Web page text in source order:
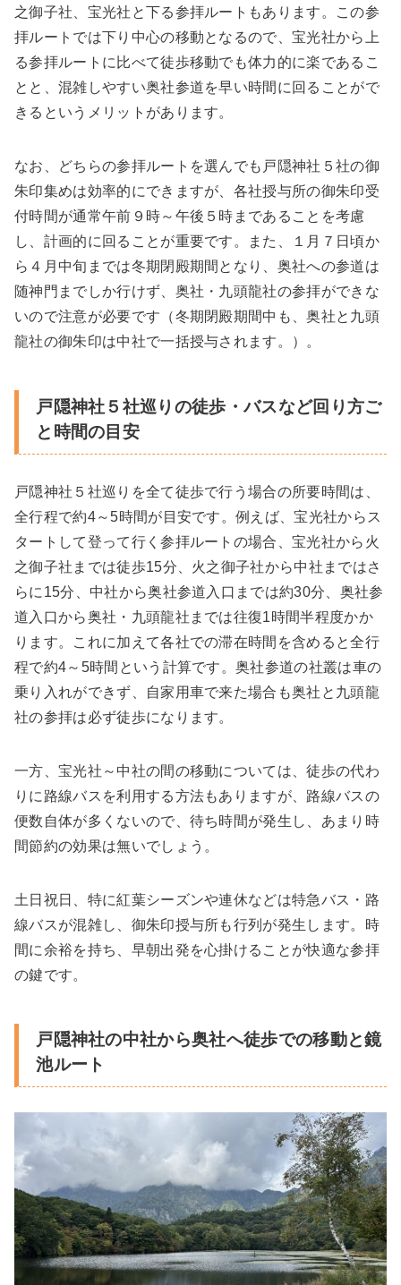
之御子社、宝光社と下る参拝ルートもあります。この参
拝ルートでは下り中心の移動となるので、宝光社から上
る参拝ルートに比べて徒歩移動でも体力的に楽であるこ
とと、混雑しやすい奥社参道を早い時間に回ることがで
きるというメリットがあります。
なお、どちらの参拝ルートを選んでも戸隠神社５社の御
朱印集めは効率的にできますが、各社授与所の御朱印受
付時間が通常午前９時～午後５時まであることを考慮
し、計画的に回ることが重要です。また、１月７日頃か
ら４月中旬までは冬期閉殿期間となり、奥社への参道は
随神門までしか行けず、奥社・九頭龍社の参拝ができな
いので注意が必要です（冬期閉殿期間中も、奥社と九頭
龍社の御朱印は中社で一括授与されます。）。
戸隠神社５社巡りの徒歩・バスなど回り方ご
と時間の目安
戸隠神社５社巡りを全て徒歩で行う場合の所要時間は、
全行程で約4～5時間が目安です。例えば、宝光社からス
タートして登って行く参拝ルートの場合、宝光社から火
之御子社までは徒歩15分、火之御子社から中社まではさ
らに15分、中社から奥社参道入口までは約30分、奥社参
道入口から奥社・九頭龍社までは往復1時間半程度かか
ります。これに加えて各社での滞在時間を含めると全行
程で約4～5時間という計算です。奥社参道の社叢は車の
乗り入れができず、自家用車で来た場合も奥社と九頭龍
社の参拝は必ず徒歩になります。
一方、宝光社～中社の間の移動については、徒歩の代わ
りに路線バスを利用する方法もありますが、路線バスの
便数自体が多くないので、待ち時間が発生し、あまり時
間節約の効果は無いでしょう。
土日祝日、特に紅葉シーズンや連休などは特急バス・路
線バスが混雑し、御朱印授与所も行列が発生します。時
間に余裕を持ち、早朝出発を心掛けることが快適な参拝
の鍵です。
戸隠神社の中社から奥社へ徒歩での移動と鏡
池ルート